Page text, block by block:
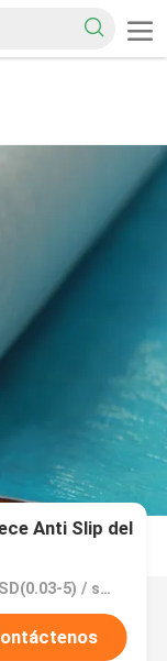
Anti Slip del
Precio：USD(0.03-5) / square meter